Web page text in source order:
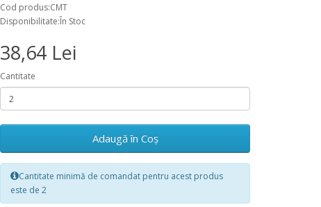
Cod produs:CMT
Disponibilitate:În Stoc
38,64 Lei
Cantitate
Adaugă în Coş
Cantitate minimă de comandat pentru acest produs
este de 2